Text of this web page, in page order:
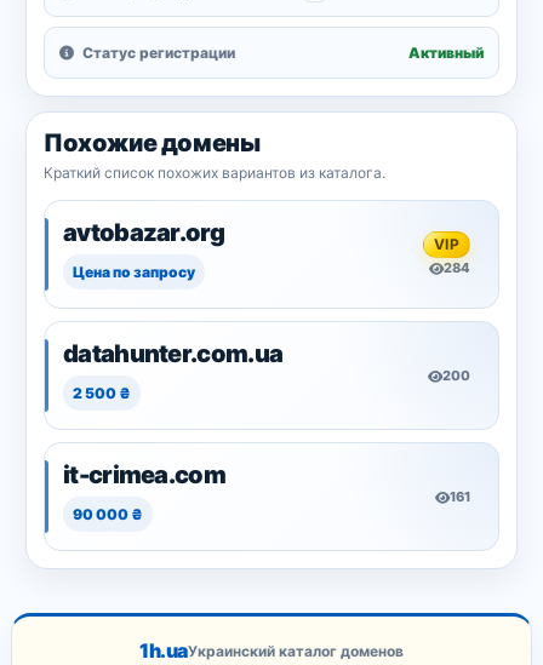
Статус регистрации Активный
Похожие домены
Краткий список похожих вариантов из каталога.
avtobazar.org
Цена по запросу
VIP
284
datahunter.com.ua
2 500 ₴
200
it-crimea.com
90 000 ₴
161
1h.uaУкраинский каталог доменов